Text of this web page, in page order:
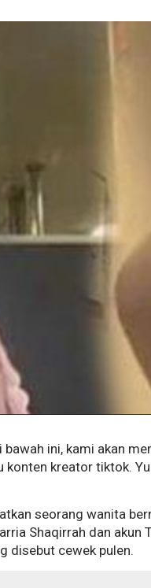
ini, kami akan
kreator tiktok.
seorang wanita
Shaqirrah dan akun
disebut cewek pulen.